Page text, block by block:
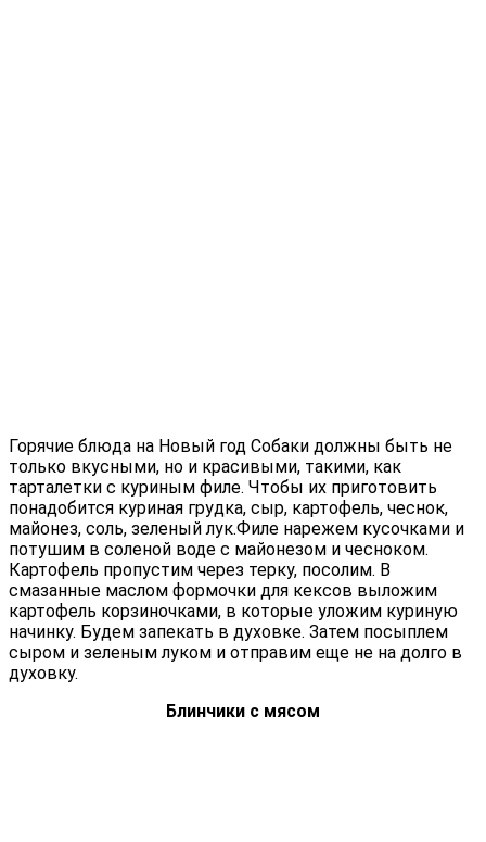
Горячие блюда на Новый год Собаки должны быть не
только вкусными, но и красивыми, такими, как
тарталетки с куриным филе. Чтобы их приготовить
понадобится куриная грудка, сыр, картофель, чеснок,
майонез, соль, зеленый лук.Филе нарежем кусочками и
потушим в соленой воде с майонезом и чесноком.
Картофель пропустим через терку, посолим. В
смазанные маслом формочки для кексов выложим
картофель корзиночками, в которые уложим куриную
начинку. Будем запекать в духовке. Затем посыплем
сыром и зеленым луком и отправим еще не на долго в
духовку.
Блинчики с мясом